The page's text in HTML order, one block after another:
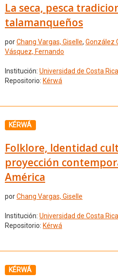
La seca, pesca
talamanqueños
porChang Vargas, Giselle, González
Vásquez, Fernando
Institución: Universidad de Costa Rica
Repositorio: Kérwá
KÉRWÁ
Folklore, Identidad
proyección
América
porChang Vargas, Giselle
Institución: Universidad de Costa Rica
Repositorio: Kérwá
KÉRWÁ